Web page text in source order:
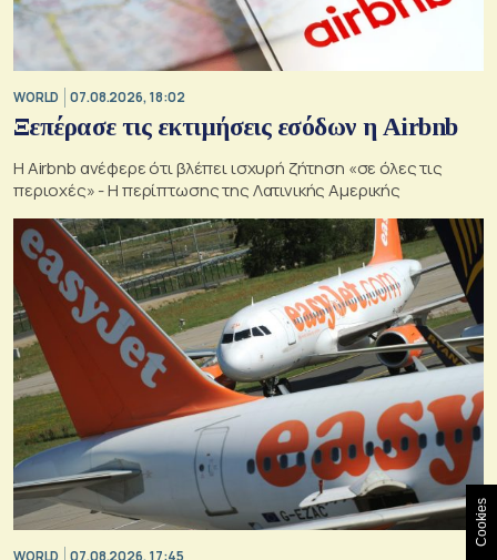
WORLD 07.08.2026, 18:02
Ξεπέρασε τις εκτιμήσεις εσόδων η Airbnb
Η Airbnb ανέφερε ότι βλέπει ισχυρή ζήτηση «σε όλες τις
περιοχές» - Η περίπτωσης της Λατινικής Αμερικής
WORLD 07.08.2026, 17:45
Cookies